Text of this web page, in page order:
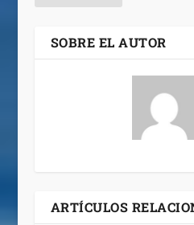
SOBRE EL AUTOR
ARTÍCULOS